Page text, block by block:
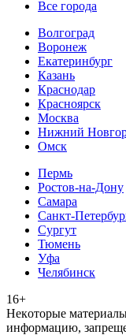
Все города
Волгоград
Воронеж
Екатеринбург
Казань
Краснодар
Красноярск
Москва
Нижний
Омск
Пермь
Ростов-на-Дону
Самара
Санкт-
Сургут
Тюмень
Уфа
Челябинск
16+
Heкoтopыe
инфopмaцию,